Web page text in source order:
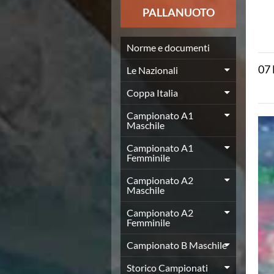
News
Europei a modo Mei
Nuoto
Eventi attività agonistica
Calendario nazionale
Norme e documenti
Risultati e Classifiche
Graduatorie
Graduatorie Stagione 2025-2026
Azzurri
Records
News
Flash News
Pallanuoto
Norme e documenti
Le Nazionali
Coppa Italia
Campionato A1 Maschile
Campionato A1 Femminile
PALLANUOTO
Norme e documenti
Le Nazionali
Coppa Italia
Campionato A1
Maschile
Campionato A1
Femminile
Campionato A2
Maschile
Campionato A2
Femminile
Campionato B Maschile
Storico Campionati
07